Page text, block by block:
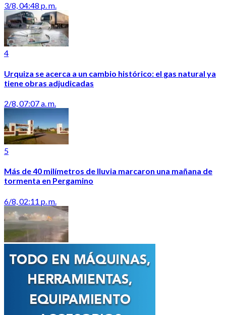
3/8, 04:48 p. m.
4
Urquiza se acerca a un cambio histórico: el gas natural ya
tiene obras adjudicadas
2/8, 07:07 a. m.
5
Más de 40 milímetros de lluvia marcaron una mañana de
tormenta en Pergamino
6/8, 02:11 p. m.